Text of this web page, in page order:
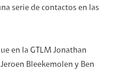
serie de contactos en las
en la GTLM Jonathan
Bleekemolen y Ben